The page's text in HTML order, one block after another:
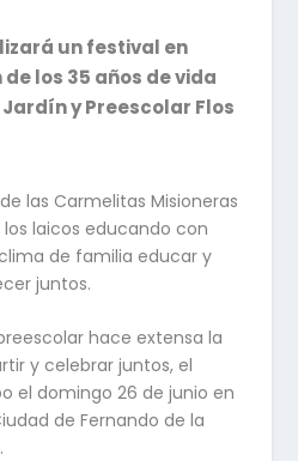
un festival en
los 35 años de vida
y Preescolar Flos
las Carmelitas Misioneras
laicos educando con
de familia educar y
juntos.
hace extensa la
y celebrar juntos, el
el domingo 26 de junio en
de Fernando de la